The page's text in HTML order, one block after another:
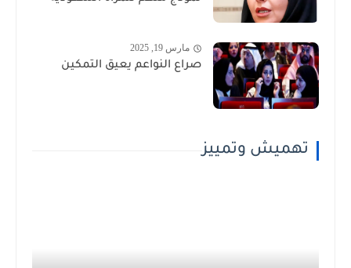
مارس 19, 2025
صراع النواعم يعيق التمكين
تهميش وتمييز